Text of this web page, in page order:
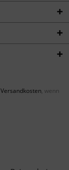
Versandkosten, wenn